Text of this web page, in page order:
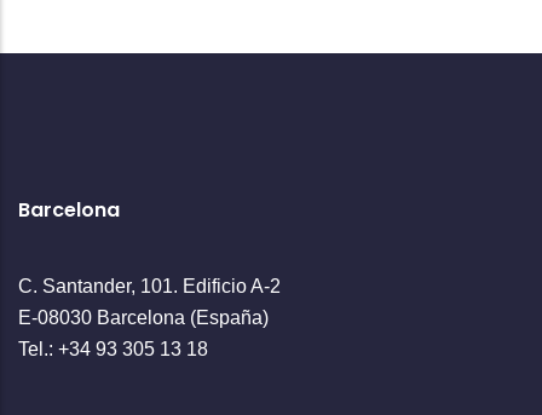
Barcelona
C. Santander, 101. Edificio A-2
E-08030 Barcelona (España)
Tel.: +34 93 305 13 18